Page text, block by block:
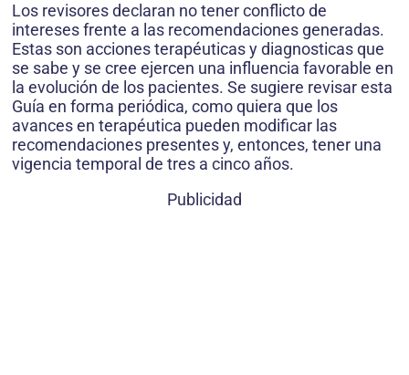
Los revisores declaran no tener conflicto de
intereses frente a las recomendaciones generadas.
Estas son acciones terapéuticas y diagnosticas que
se sabe y se cree ejercen una influencia favorable en
la evolución de los pacientes. Se sugiere revisar esta
Guía en forma periódica, como quiera que los
avances en terapéutica pueden modificar las
recomendaciones presentes y, entonces, tener una
vigencia temporal de tres a cinco años.
Publicidad